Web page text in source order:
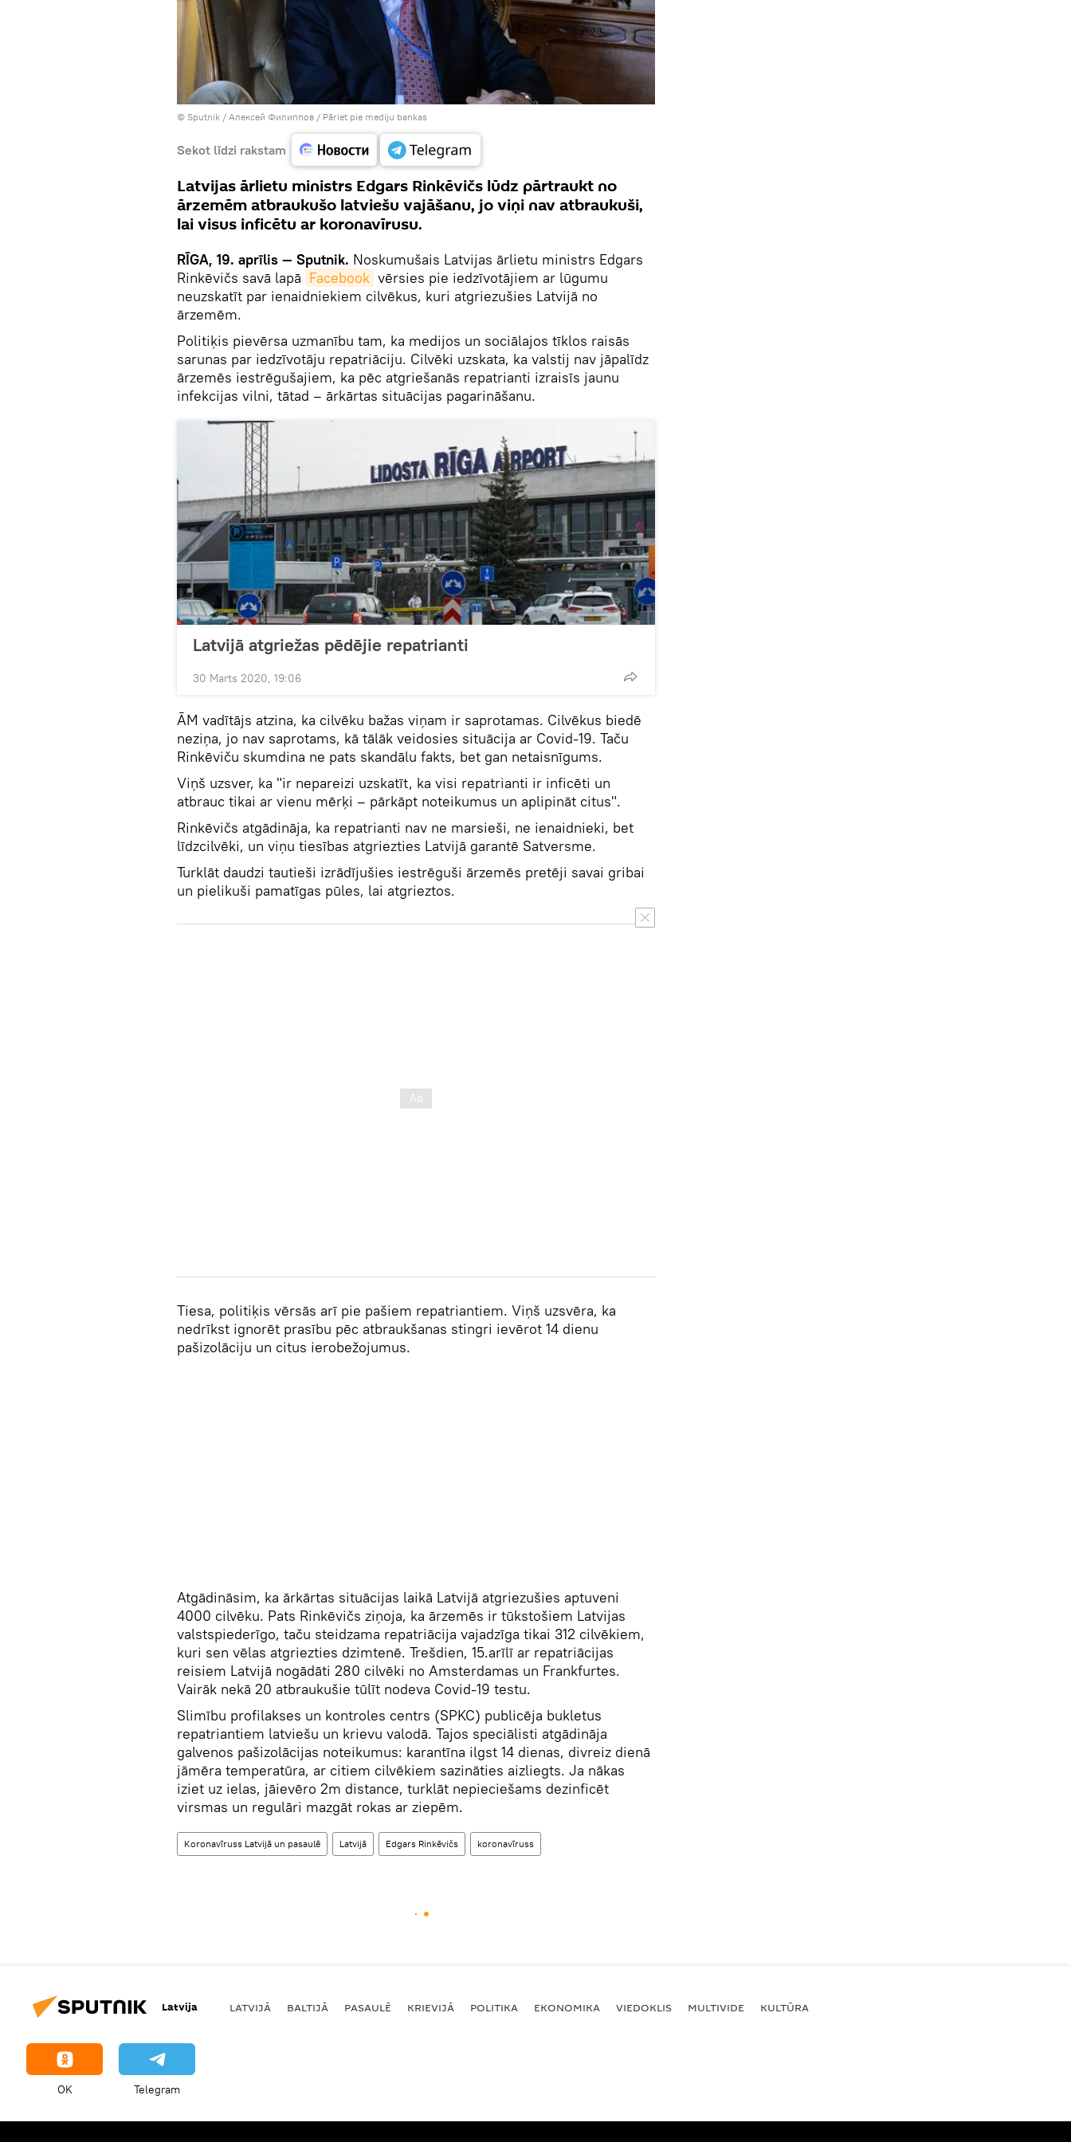
© Sputnik / Алексей Филиппов / Pāriet pie mediju bankas
Sekot līdzi rakstam
Latvijas ārlietu ministrs Edgars Rinkēvičs lūdz pārtraukt no
ārzemēm atbraukušo latviešu vajāšanu, jo viņi nav atbraukuši,
lai visus inficētu ar koronavīrusu.
RĪGA, 19. aprīlis — Sputnik. Noskumušais Latvijas ārlietu ministrs Edgars
Rinkēvičs savā lapā Facebook vērsies pie iedzīvotājiem ar lūgumu
neuzskatīt par ienaidniekiem cilvēkus, kuri atgriezušies Latvijā no
ārzemēm.
Politiķis pievērsa uzmanību tam, ka medijos un sociālajos tīklos raisās
sarunas par iedzīvotāju repatriāciju. Cilvēki uzskata, ka valstij nav jāpalīdz
ārzemēs iestrēgušajiem, ka pēc atgriešanās repatrianti izraisīs jaunu
infekcijas vilni, tātad – ārkārtas situācijas pagarināšanu.
Latvijā atgriežas pēdējie repatrianti
30 Marts 2020, 19:06
ĀM vadītājs atzina, ka cilvēku bažas viņam ir saprotamas. Cilvēkus biedē
neziņa, jo nav saprotams, kā tālāk veidosies situācija ar Covid-19. Taču
Rinkēviču skumdina ne pats skandālu fakts, bet gan netaisnīgums.
Viņš uzsver, ka "ir nepareizi uzskatīt, ka visi repatrianti ir inficēti un
atbrauc tikai ar vienu mērķi – pārkāpt noteikumus un aplipināt citus".
Rinkēvičs atgādināja, ka repatrianti nav ne marsieši, ne ienaidnieki, bet
līdzcilvēki, un viņu tiesības atgriezties Latvijā garantē Satversme.
Turklāt daudzi tautieši izrādījušies iestrēguši ārzemēs pretēji savai gribai
un pielikuši pamatīgas pūles, lai atgrieztos.
Tiesa, politiķis vērsās arī pie pašiem repatriantiem. Viņš uzsvēra, ka
nedrīkst ignorēt prasību pēc atbraukšanas stingri ievērot 14 dienu
pašizolāciju un citus ierobežojumus.
Atgādināsim, ka ārkārtas situācijas laikā Latvijā atgriezušies aptuveni
4000 cilvēku. Pats Rinkēvičs ziņoja, ka ārzemēs ir tūkstošiem Latvijas
valstspiederīgo, taču steidzama repatriācija vajadzīga tikai 312 cilvēkiem,
kuri sen vēlas atgriezties dzimtenē. Trešdien, 15.arīlī ar repatriācijas
reisiem Latvijā nogādāti 280 cilvēki no Amsterdamas un Frankfurtes.
Vairāk nekā 20 atbraukušie tūlīt nodeva Covid-19 testu.
Slimību profilakses un kontroles centrs (SPKC) publicēja bukletus
repatriantiem latviešu un krievu valodā. Tajos speciālisti atgādināja
galvenos pašizolācijas noteikumus: karantīna ilgst 14 dienas, divreiz dienā
jāmēra temperatūra, ar citiem cilvēkiem sazināties aizliegts. Ja nākas
iziet uz ielas, jāievēro 2m distance, turklāt nepieciešams dezinficēt
virsmas un regulāri mazgāt rokas ar ziepēm.
Koronavīruss Latvijā un pasaulē Latvijā Edgars Rinkēvičs koronavīruss
Latvija LATVIJĀ BALTIJĀ PASAULĒ KRIEVIJĀ POLITIKA EKONOMIKA VIEDOKLIS MULTIVIDE KULTŪRA
OK Telegram